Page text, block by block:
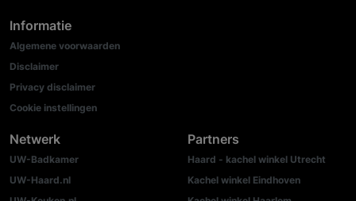
Informatie
Algemene voorwaarden
Disclaimer
Privacy disclaimer
Cookie instellingen
Netwerk
UW-Badkamer
UW-Haard.nl
Partners
Haard - kachel winkel Utrecht
Kachel winkel Eindhoven